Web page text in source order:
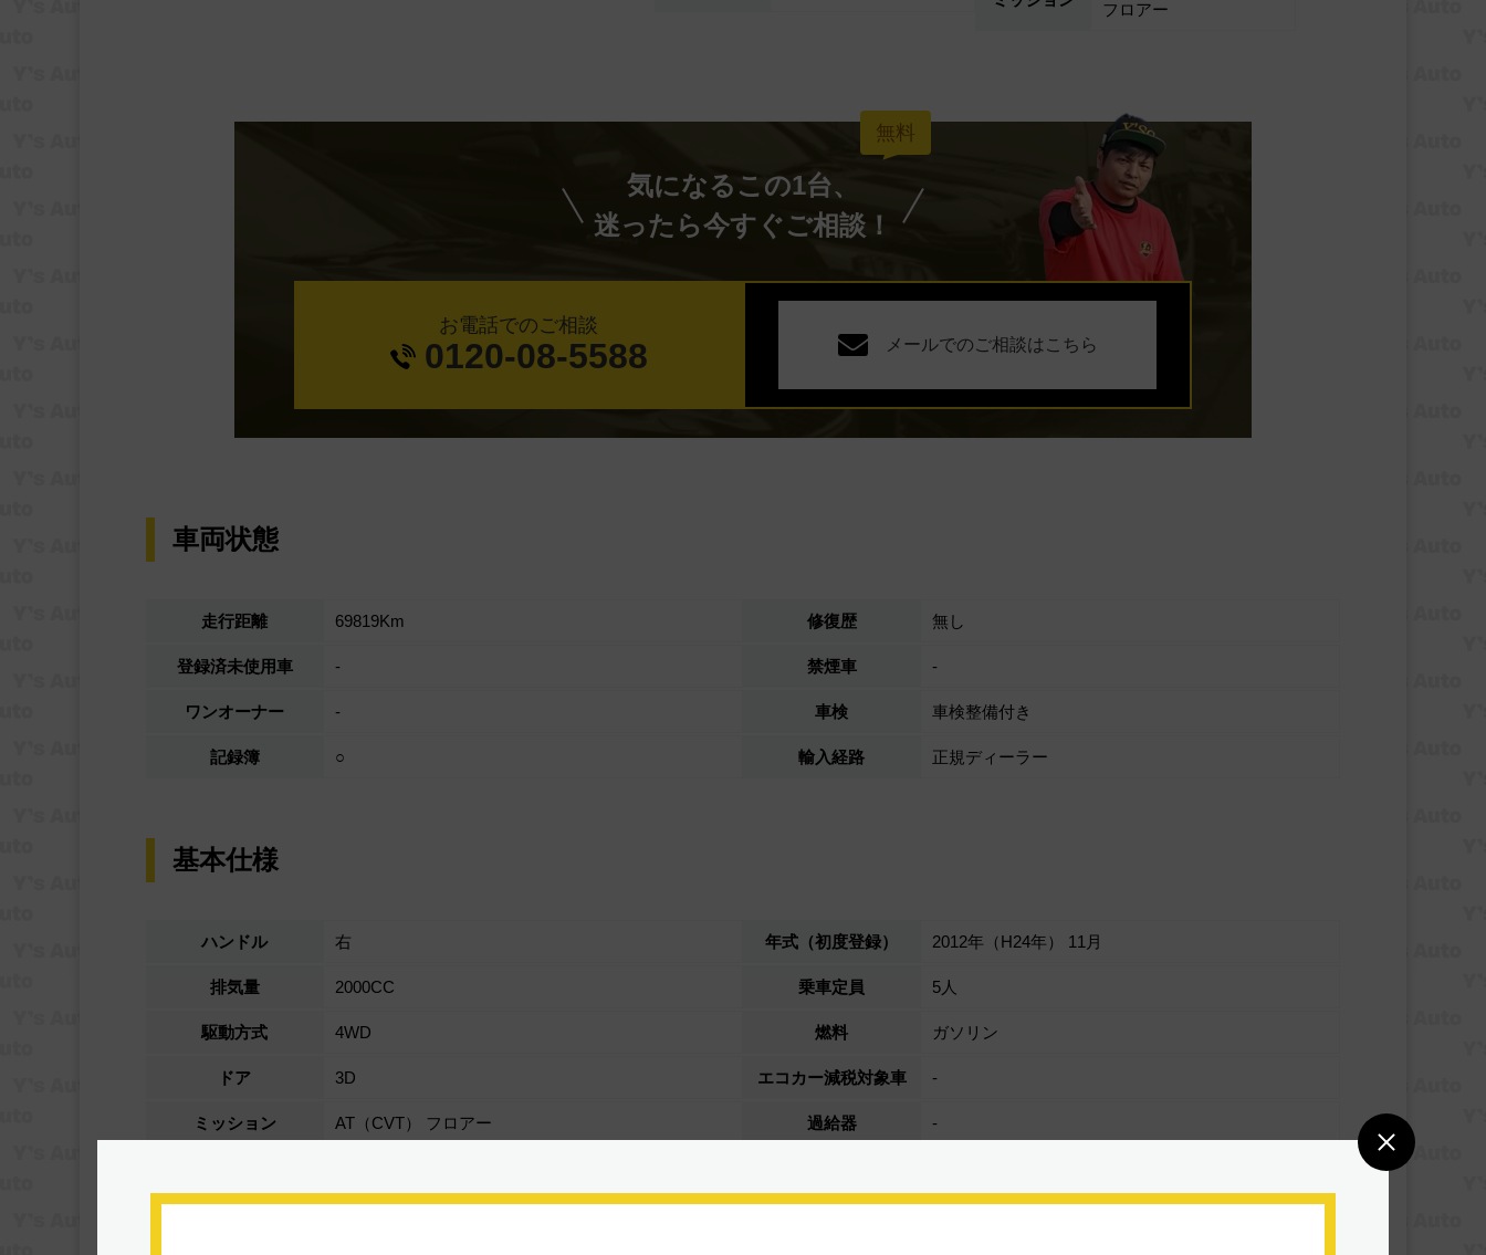
フロアー
気になるこの1台、
迷ったら今すぐご相談！
お電話でのご相談
0120-08-5588 メールでのご相談はこちら
車両状態
走行距離 69819Km 修復歴 無し
登録済未使用車 - 禁煙車 -
ワンオーナー - 車検 車検整備付き
記録簿 ○ 輸入経路 正規ディーラー
基本仕様
ハンドル 右 年式（初度登録） 2012年（H24年） 11月
排気量 2000CC 乗車定員 5人
駆動方式 4WD 燃料 ガソリン
ドア 3D エコカー減税対象車 -
ミッション AT（CVT） フロアー 過給器 -